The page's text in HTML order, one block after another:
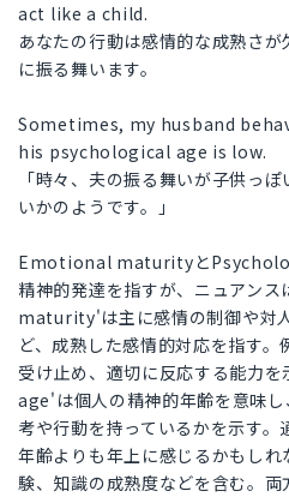
act like a child.
あなたの行動は感情的な成熟さ
に振る舞います。
Sometimes, my husband
his psychological age is low.
「時々、夫の振る舞いが子供っ
いかのようです。」
Emotional maturityと
精神的発達を指すが、ニュアン
maturity'は主に感情の制御や対
ど、成熟した感情的対応を指す
受け止め、適切に反応する能力
age'は個人の精神的年齢を意味
考や行動を持っているかを示す
年齢よりも年上に感じるかもし
験、知識の成熟度などを含む。